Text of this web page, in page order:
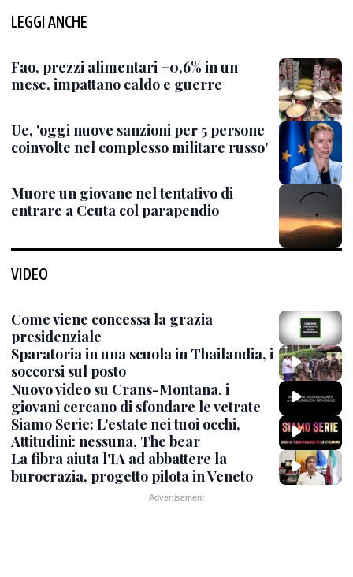
LEGGI ANCHE
Fao, prezzi alimentari +0,6% in un
mese, impattano caldo e guerre
Ue, 'oggi nuove sanzioni per 5 persone
coinvolte nel complesso militare russo'
Muore un giovane nel tentativo di
entrare a Ceuta col parapendio
VIDEO
Come viene concessa la grazia
presidenziale
Sparatoria in una scuola in Thailandia, i
soccorsi sul posto
Nuovo video su Crans-Montana, i
giovani cercano di sfondare le vetrate
Siamo Serie: L'estate nei tuoi occhi,
Attitudini: nessuna, The bear
La fibra aiuta l'IA ad abbattere la
burocrazia, progetto pilota in Veneto